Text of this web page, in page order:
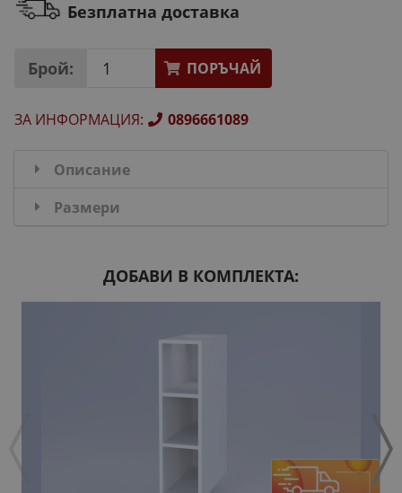
Безплатна доставка
Брой: ПОРЪЧАЙ
ЗА ИНФОРМАЦИЯ: 0896661089
Описание
Размери
ДОБАВИ В КОМПЛЕКТА: